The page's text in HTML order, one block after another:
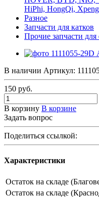
HiPhi, HongQi, Xpeng
Разное
Запчасти для катков
Прочие запчасти
В наличии Артикул:
150 руб.
В корзину В корзине
Задать вопрос
Поделиться ссылкой:
Характеристики
Остаток на складе
Остаток на складе